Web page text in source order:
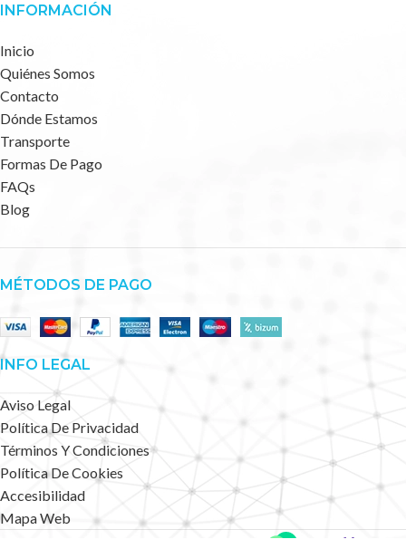
INFORMACIÓN
Inicio
Quiénes Somos
Contacto
Dónde Estamos
Transporte
Formas De Pago
FAQs
Blog
MÉTODOS DE PAGO
INFO LEGAL
Aviso Legal
Política De Privacidad
Términos Y Condiciones
Política De Cookies
Accesibilidad
Mapa Web